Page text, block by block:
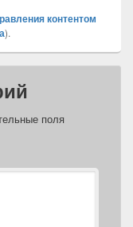
контентом
).
поля